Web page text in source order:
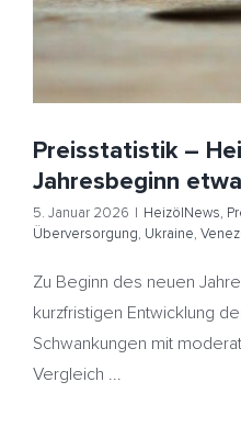
Preisstatistik –
Jahresbeginn
5. Januar 2026 | HeizölNews,
Überversorgung, Ukraine,
Zu Beginn des neuen
kurzfristigen Entwicklung
Schwankungen mit
Vergleich ...